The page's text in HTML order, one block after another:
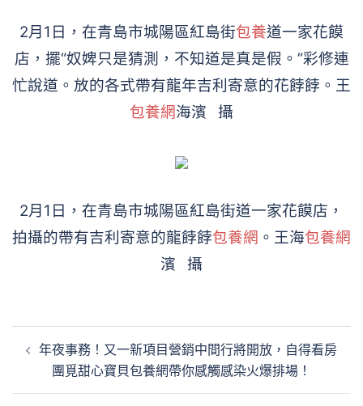
2月1日，在青島市城陽區紅島街包養道一家花饃
店，擺“奴婢只是猜測，不知道是真是假。”彩修連
忙說道。放的各式帶有龍年吉利寄意的花餑餑。王
包養網海濱 攝
2月1日，在青島市城陽區紅島街道一家花饃店，
拍攝的帶有吉利寄意的龍餑餑包養網 。王海包養網
濱 攝
章 年夜事務！又一新項目營銷中間行將開放，自得看房
團覓甜心寶貝包養網帶你感觸感染火爆排場！